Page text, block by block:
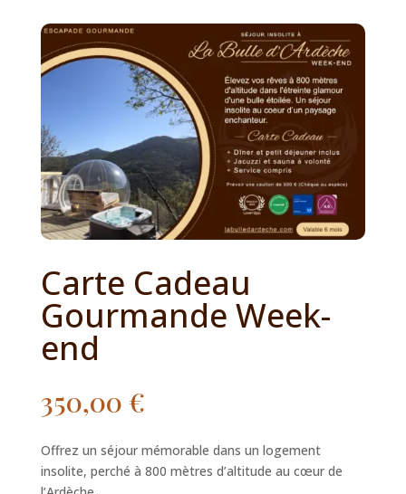
Carte Cadeau
Gourmande Week-
end
350,00 €
Offrez un séjour mémorable dans un logement
insolite, perché à 800 mètres d’altitude au cœur de